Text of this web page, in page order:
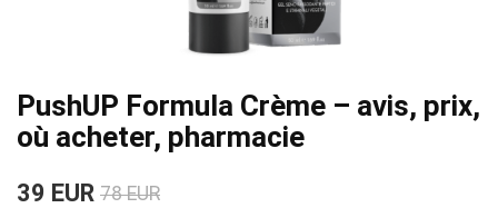
PushUP Formula Crème – avis, prix,
où acheter, pharmacie
39 EUR 78 EUR